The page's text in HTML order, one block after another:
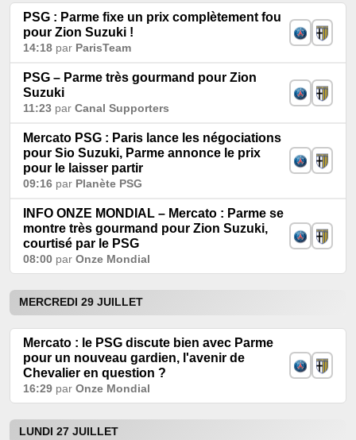
PSG : Parme fixe un prix complètement fou
pour Zion Suzuki !
14:18 par ParisTeam
PSG – Parme très gourmand pour Zion
Suzuki
11:23 par Canal Supporters
Mercato PSG : Paris lance les négociations
pour Sio Suzuki, Parme annonce le prix
pour le laisser partir
09:16 par Planète PSG
INFO ONZE MONDIAL – Mercato : Parme se
montre très gourmand pour Zion Suzuki,
courtisé par le PSG
08:00 par Onze Mondial
MERCREDI 29 JUILLET
Mercato : le PSG discute bien avec Parme
pour un nouveau gardien, l'avenir de
Chevalier en question ?
16:29 par Onze Mondial
LUNDI 27 JUILLET